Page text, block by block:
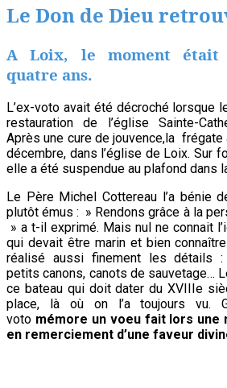
Le Don de Dieu
A Loix, le moment était
quatre ans.
L’ex-voto avait été décroché lorsque
restauration de l’église Sainte-
Après une cure de jouvence,la
décembre, dans l’église de Loix. Sur
elle a été suspendue au plafond dans
Le Père Michel Cottereau l’a bénie
plutôt émus : » Rendons grâce à la
» a t-il exprimé. Mais nul ne connait
qui devait être marin et bien
réalisé aussi finement les détails :
petits canons, canots de sauvetage…
ce bateau qui doit dater du XVIIIe
place, là où on l’a toujours vu.
voto mémore un voeu fait lors une
en remerciement d’une faveur